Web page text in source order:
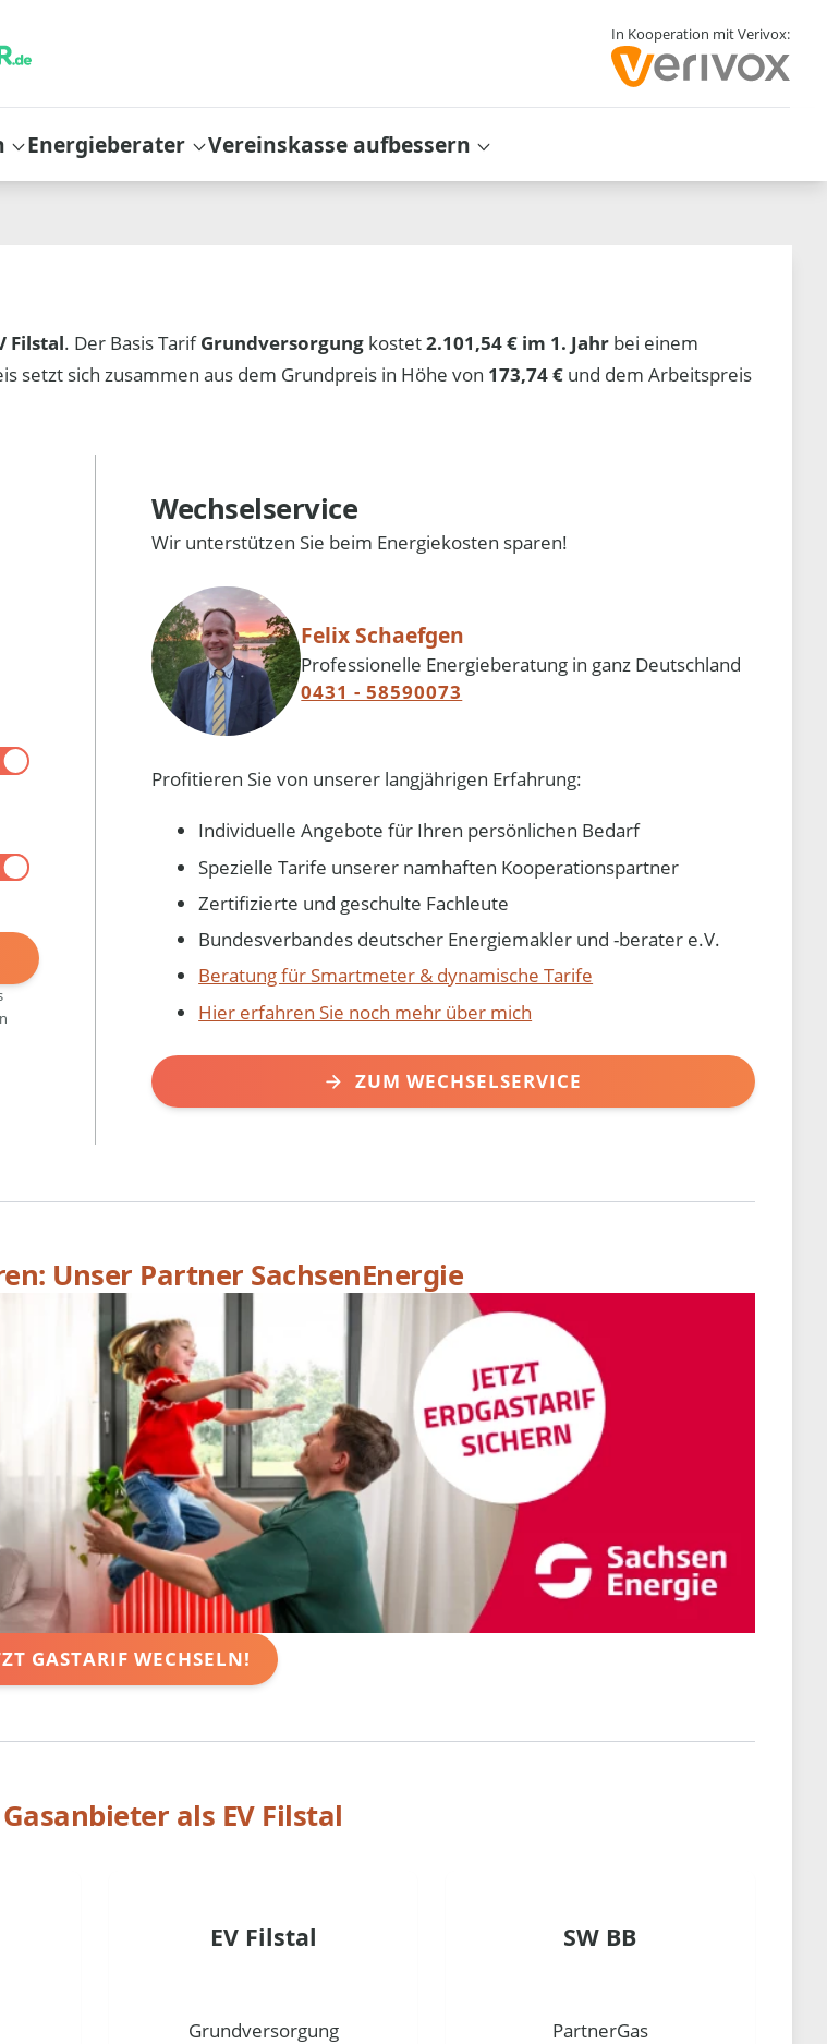
In Kooperation mit Verivox:
Energieberater Vereinskasse aufbessern
Filstal. Der Basis TarifGrundversorgung kostet2.101,54 € im 1. Jahr bei einem
setzt sich zusammen aus dem Grundpreis in Höhe von 173,74 € und dem Arbeitspreis
Wechselservice
Wir unterstützen Sie beim Energiekosten sparen!
Felix Schaefgen
Professionelle Energieberatung in ganz Deutschland
0431 - 58590073
Profitieren Sie von unserer langjährigen Erfahrung:
Individuelle Angebote für Ihren persönlichen Bedarf
Spezielle Tarife unserer namhaften Kooperationspartner
Zertifizierte und geschulte Fachleute
Bundesverbandes deutscher Energiemakler und -berater e.V.
Beratung für Smartmeter & dynamische Tarife
Hier erfahren Sie noch mehr über mich
ZUM WECHSELSERVICE
Unser Partner SachsenEnergie
GASTARIF WECHSELN!
als EV Filstal
EV Filstal
Grundversorgung
SW BB
PartnerGas